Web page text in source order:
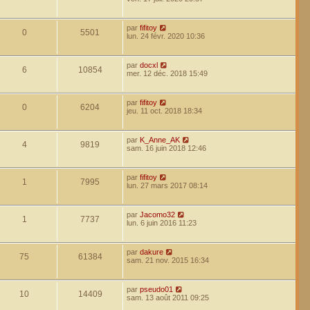
0 5501 par fifitoy
lun. 24 févr. 2020 10:36
6 10854 par docxl
mer. 12 déc. 2018 15:49
0 6204 par fifitoy
jeu. 11 oct. 2018 18:34
4 9819 par K_Anne_AK
sam. 16 juin 2018 12:46
1 7995 par fifitoy
lun. 27 mars 2017 08:14
1 7737 par Jacomo32
lun. 6 juin 2016 11:23
75 61384 par dakure
sam. 21 nov. 2015 16:34
10 14409 par pseudo01
sam. 13 août 2011 09:25